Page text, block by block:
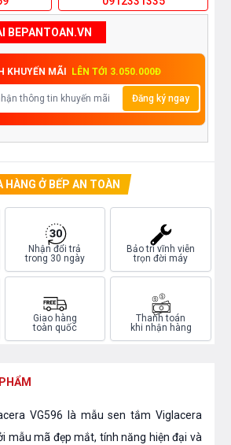
BEPANTOAN.VN
KHUYẾN MÃI LÊN TỚI 3.050.000Đ
Đăng ký ngay
HÀNG Ở BẾP AN TOÀN
Nhận đổi trả
trong 30 ngày
Bảo trì vĩnh viễn
trọn đời máy
Giao hàng
toàn quốc
Thanh toán
khi nhận hàng
VG596 là mẫu sen tắm Viglacera
mẫu mã đẹp mắt, tính năng hiện đại và